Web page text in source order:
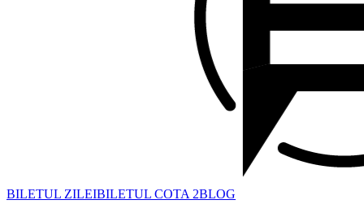
BILETUL ZILEIBILETUL COTA 2BLOG